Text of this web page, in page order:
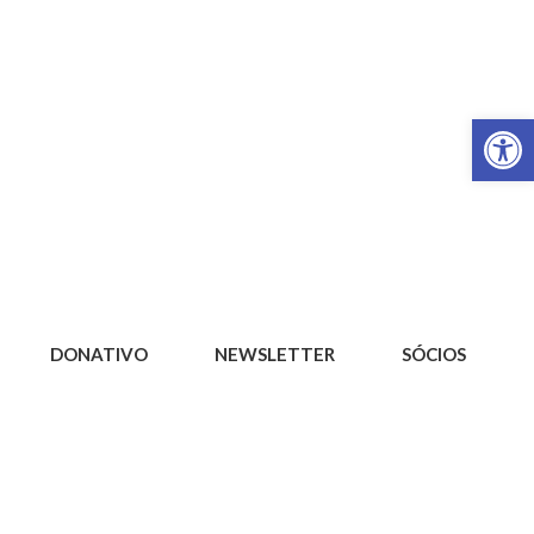
DONATIVO NEWSLETTER SÓCIOS